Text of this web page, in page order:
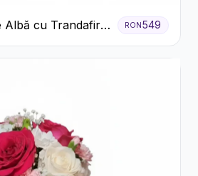
Albă cu Trandafiri
RON549